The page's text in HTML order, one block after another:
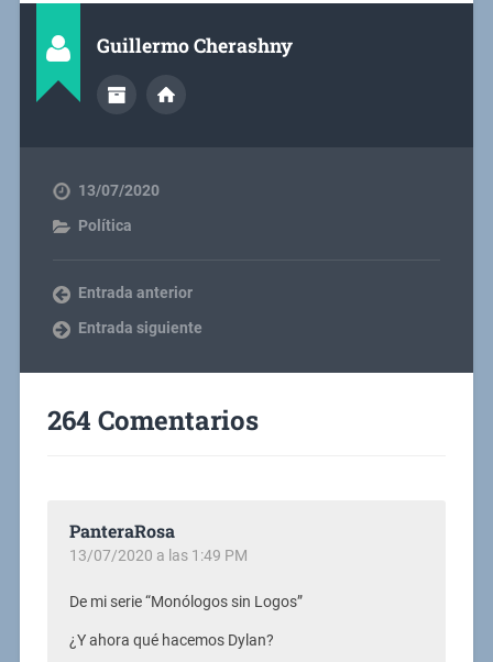
Guillermo Cherashny
13/07/2020
Política
Entrada anterior
Entrada siguiente
264 Comentarios
PanteraRosa
13/07/2020 a las 1:49 PM
De mi serie “Monólogos sin Logos”
¿Y ahora qué hacemos Dylan?